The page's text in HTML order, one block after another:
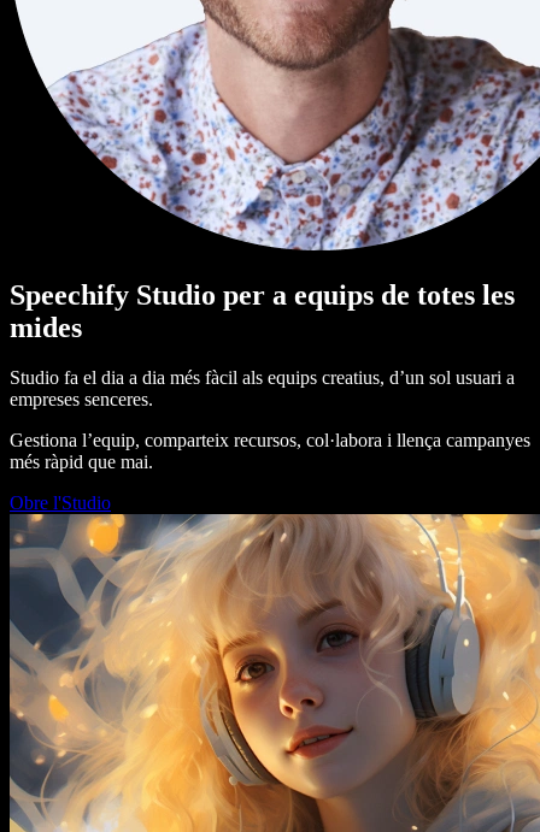
Speechify Studio per a equips de totes les
mides
Studio fa el dia a dia més fàcil als equips creatius, d’un sol usuari a
empreses senceres.
Gestiona l’equip, comparteix recursos, col·labora i llença campanyes
més ràpid que mai.
Obre l'Studio